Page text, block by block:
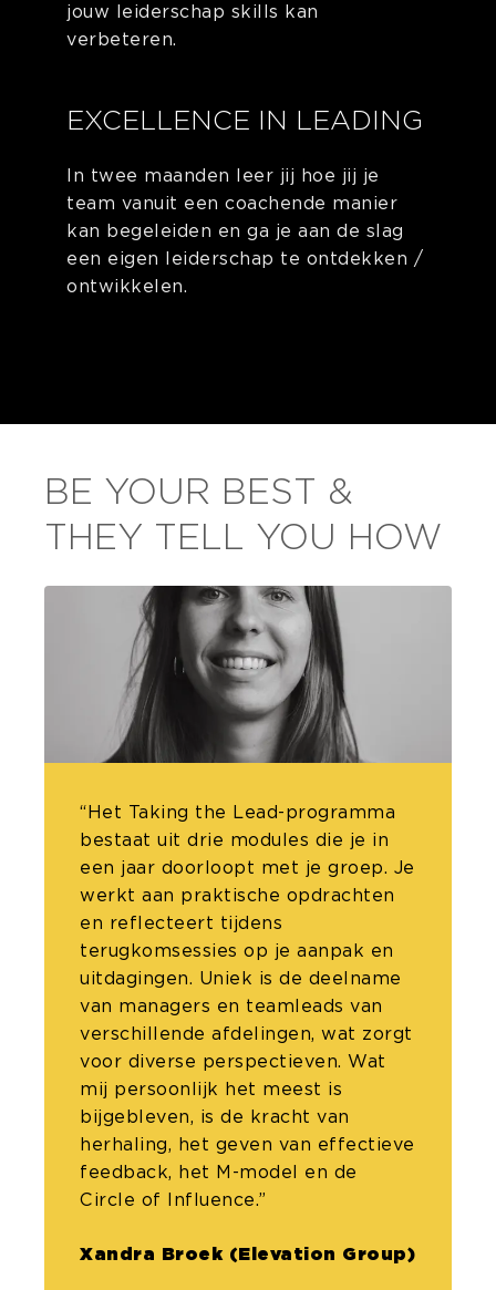
EXCELLENCE IN LEADING
jouw leiderschap skills kan
verbeteren.
In twee maanden leer jij hoe jij je
team vanuit een coachende manier
kan begeleiden en ga je aan de slag
een eigen leiderschap te ontdekken /
ontwikkelen.
BE YOUR BEST &
THEY TELL YOU HOW
“Het Taking the Lead-programma
bestaat uit drie modules die je in
een jaar doorloopt met je groep. Je
werkt aan praktische opdrachten
en reflecteert tijdens
terugkomsessies op je aanpak en
uitdagingen. Uniek is de deelname
van managers en teamleads van
verschillende afdelingen, wat zorgt
voor diverse perspectieven. Wat
mij persoonlijk het meest is
bijgebleven, is de kracht van
herhaling, het geven van effectieve
feedback, het M-model en de
Circle of Influence.”
Xandra Broek (Elevation Group)